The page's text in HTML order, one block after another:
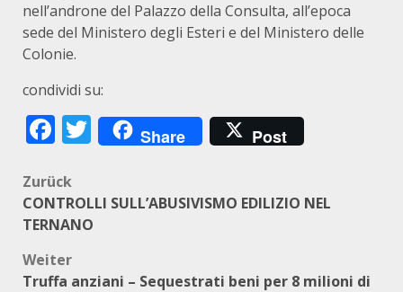
nell’androne del Palazzo della Consulta, all’epoca
sede del Ministero degli Esteri e del Ministero delle
Colonie.
condividi su:
Facebook
Twitter
Share Post
Beitragsnavigation
Zurück
CONTROLLI SULL’ABUSIVISMO EDILIZIO NEL
TERNANO
Weiter
Truffa anziani – Sequestrati beni per 8 milioni di